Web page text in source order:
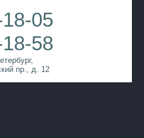
05
58
пр., д. 12